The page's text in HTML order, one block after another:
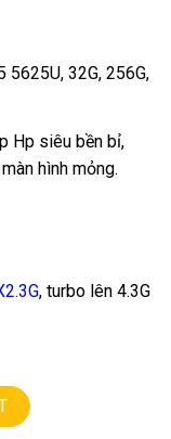
5625U, 32G, 256G,
Hp siêu bền bỉ,
hình mỏng.
, turbo lên 4.3G